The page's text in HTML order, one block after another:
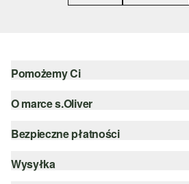
Pomożemy Ci
Pomoc i FAQ
Porady dotyczące rozmiarów
Kategorie
O marce s.Oliver
Newsletter
s.Oliver Group
Bezpieczne płatności
PayPal
Wysyłka